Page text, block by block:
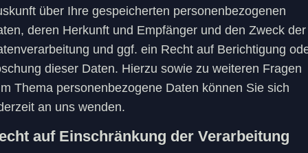
über Ihre gespeicherten personenbezogenen
deren Herkunft und Empfänger und den Zweck der
und ggf. ein Recht auf Berichtigung
dieser Daten. Hierzu sowie zu weiteren Fragen
Thema personenbezogene Daten können Sie sich
an uns wenden.
auf Einschränkung der Verarbeitung